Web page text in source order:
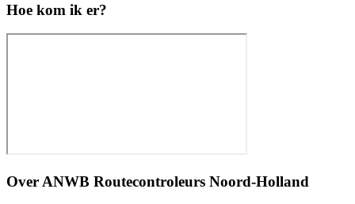
Hoe kom ik er?
Over ANWB Routecontroleurs Noord-Holland